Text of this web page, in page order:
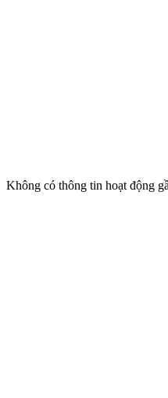
Không có thông tin hoạt động